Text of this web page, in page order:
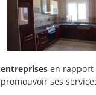
entreprises en rapport
promouvoir ses